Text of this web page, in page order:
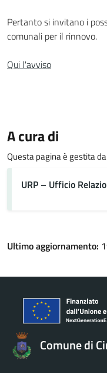
Pertanto si invitano i
comunali per il rinnovo.
Qui l'avviso
A cura di
Questa pagina è gestita da
URP – Ufficio
Ultimo aggiornamento:
Comune di